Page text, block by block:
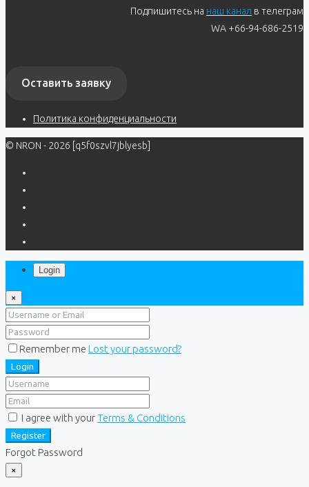
Подпишитесь на наш канал в телеграм
WA +66-94-686-2519
Оставить заявку
Политика конфиденциальности
© NRON - 2026 [q5f0szvl7jblyesb]
Login
×
Remember me Lost your password?
Login
I agree with yourTerms & Conditions
Register
Forgot Password
×